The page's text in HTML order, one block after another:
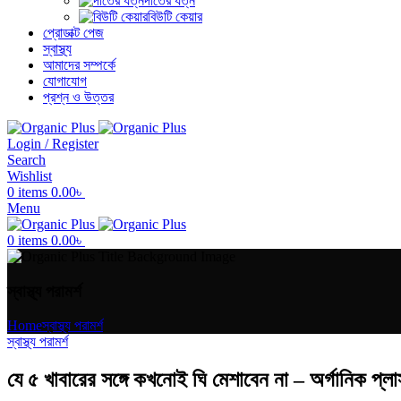
বিউটি কেয়ার
প্রোডাক্ট পেজ
স্বাস্থ্য
আমাদের সম্পর্কে
যোগাযোগ
প্রশ্ন ও উত্তর
Login / Register
Search
Wishlist
0 items 0.00৳
Menu
0 items 0.00৳
Homeস্বাস্থ্য পরামর্শ
স্বাস্থ্য পরামর্শ
যে ৫ খাবারের সঙ্গে কখনোই ঘি মেশাবেন না – অর্গানিক